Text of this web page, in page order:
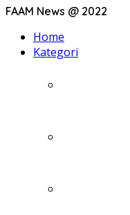
FAAM News @ 2022
Home
Kategori